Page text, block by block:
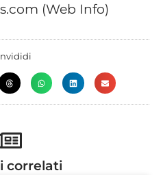
(Web Info)
correlati